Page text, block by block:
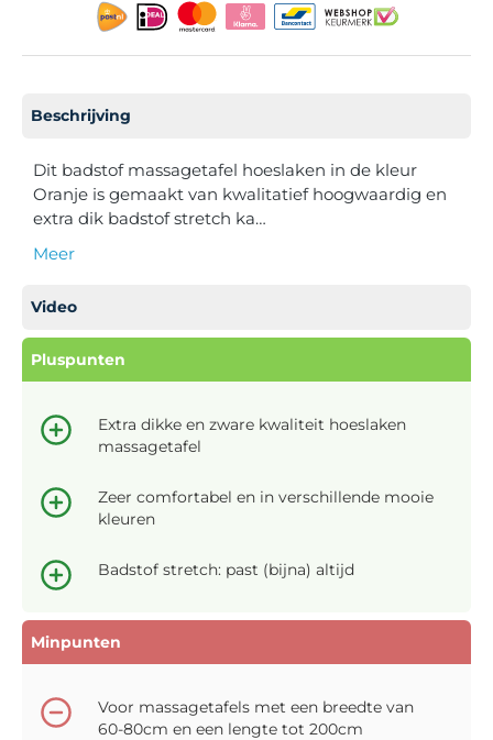
Beschrijving
Dit badstof massagetafel hoeslaken in de kleur
Oranje is gemaakt van kwalitatief hoogwaardig en
extra dik badstof stretch ka…
Meer
Video
Pluspunten
Extra dikke en zware kwaliteit hoeslaken
massagetafel
Zeer comfortabel en in verschillende mooie
kleuren
Badstof stretch: past (bijna) altijd
Minpunten
Voor massagetafels met een breedte van
60-80cm en een lengte tot 200cm